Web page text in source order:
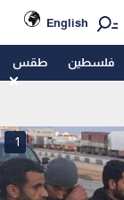
English
فلسطين طقس
1